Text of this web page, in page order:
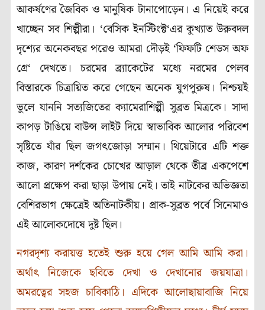
আকর্ষণের জৈবিক ও মানুষিক টানাপোড়েন। এ নিয়েই করে
খাচ্ছেন সব শিল্পীরা। ‘বেসিক ইনস্টিংক্ট‘এর কুখ্যাত উরুবদল
দৃশ্যের অনেকবছর পরেও আমরা দৌড়ই ‘ফিফটি শেডস অফ
গ্রে‘ দেখতে। চরমের ব্র্যাকেটের মধ্যে নরমের পেলব
বিস্তারকে চিত্রায়িত করে গেছেন অনেক যুগপুরুষ। নিশ্চয়ই
ভুলে যাননি সত্যজিতের ক্যামেরাশিল্পী সুব্রত মিত্রকে। সাদা
কাপড় টাঙিয়ে বাউন্স লাইট দিয়ে স্বাভাবিক আলোর পরিবেশ
সৃষ্টিতে যাঁর ছিল জগৎজোড়া সম্মান। থিয়েটারে এটি শক্ত
কাজ,কারণ দর্শকের চোখের আড়াল থেকে তীব্র একপেশে
আলো প্রক্ষেপ করা ছাড়া উপায় নেই। তাই নাটকের অভিজ্ঞতা
বেশিরভাগ ক্ষেত্রেই অতিনাটকীয়। প্রাক-সুব্রত পর্বে সিনেমাও
এই আলোকদোষে দুষ্ট ছিল।
নগরদৃশ্য করায়ত্ত হতেই শুরু হয়ে গেল আমি আমি করা।
অর্থাৎ নিজেকে ছবিতে দেখা ও দেখানোর জয়যাত্রা।
অমরত্বের সহজ চাবিকাঠি। এদিকে আলোছায়াবাজি নিয়ে